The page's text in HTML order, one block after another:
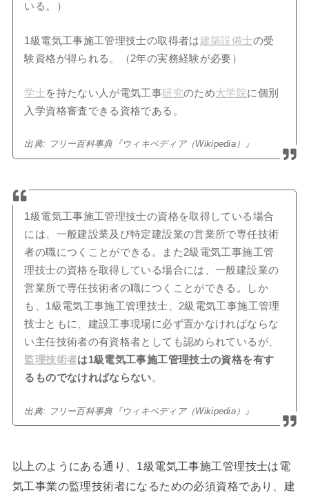
いる。）
1級電気工事施工管理技士の取得者は建築設備士の受
験資格が得られる。（2年の実務経験が必要）
学士を持たない人が電気工事研究のため大学院に個別
入学資格審査できる資格である。
出典: フリー百科事典『ウィキペディア（Wikipedia）』
1級電気工事施工管理技士の資格を取得している場合
には、一般建設業及び特定建設業の営業所で専任技術
者の職につくことができる。また2級電気工事施工管
理技士の資格を取得している場合には、一般建設業の
営業所で専任技術者の職につくことができる。しか
も、1級電気工事施工管理技士、2級電気工事施工管理
技士ともに、建設工事現場に必ず置かなければならな
い主任技術者の有資格者としても認められているが、
監理技術者は1級電気工事施工管理技士の資格を有す
るものでなければならない。
出典: フリー百科事典『ウィキペディア（Wikipedia）』
以上のようにある通り、1級電気工事施工管理技士は電
気工事業の監理技術者になるための必須資格であり、建